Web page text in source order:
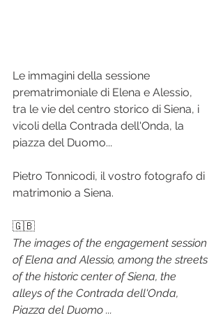
Le immagini della sessione
prematrimoniale di Elena e Alessio,
tra le vie del centro storico di Siena, i
vicoli della Contrada dell'Onda, la
piazza del Duomo...
Pietro Tonnicodi, il vostro fotografo di
matrimonio a Siena.
🇬🇧
The images of the engagement session
of Elena and Alessio, among the streets
of the historic center of Siena, the
alleys of the Contrada dell'Onda,
Piazza del Duomo ...